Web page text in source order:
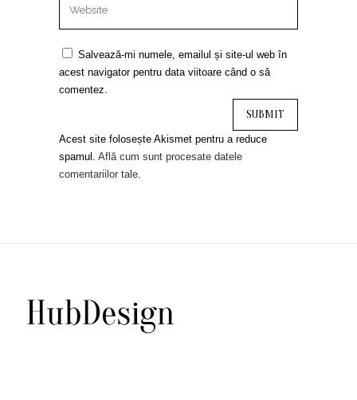
Salvează-mi numele, emailul și site-ul web în
acest navigator pentru data viitoare când o să
comentez.
Acest site folosește Akismet pentru a reduce
spamul. Află cum sunt procesate datele
comentariilor tale.